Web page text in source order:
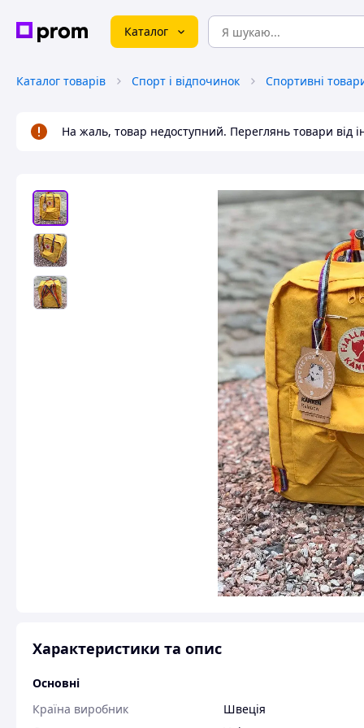
Каталог
Каталог товарів Спорт і відпочинок Спортивні
На жаль, товар недоступний. Переглянь товари від
Характеристики та опис
Основні
Країна виробник
Швеція